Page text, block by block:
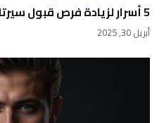
5 أسرار لزيادة فرص قبول سيرتك الذاتية في 824
أبريل 30, 2025